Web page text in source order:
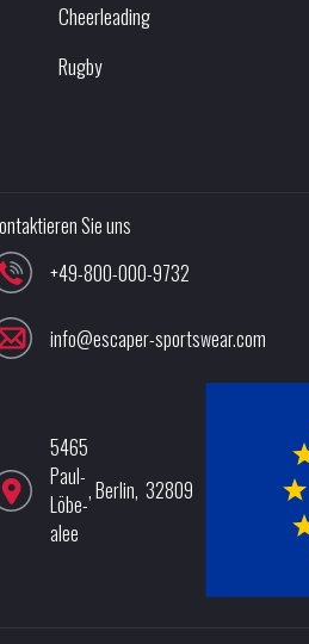
Cheerleading
Rugby
Sie uns
+49-800-000-9732
info@escaper-sportswear.com
5465
Paul-
Löbe-
alee
,Berlin, 32809